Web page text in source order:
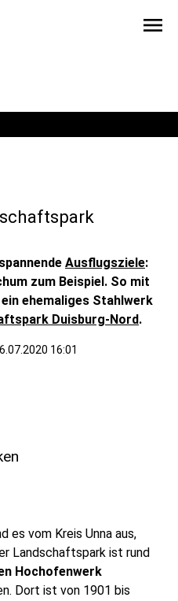
menu
Ausflugsziele:
zum Beispiel. So mit
ehemaliges Stahlwerk
Duisburg-Nord.
16:01
es vom Kreis Unna aus,
Landschaftspark ist rund
Hochofenwerk
Dort ist von 1901 bis